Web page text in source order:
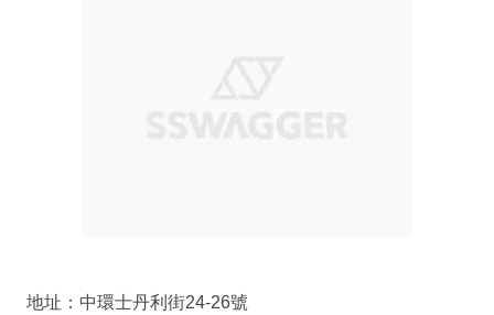
地址：中環士丹利街24-26號